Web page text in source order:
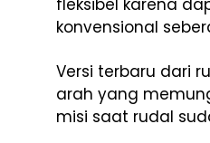
fleksibel karena
konvensional
Versi terbaru dari
arah yang
misi saat rudal